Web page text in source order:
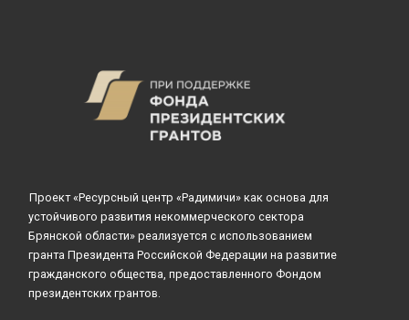
Проект «Ресурсный центр «Радимичи» как основа для
устойчивого развития некоммерческого сектора
Брянской области» реализуется с использованием
гранта Президента Российской Федерации на развитие
гражданского общества, предоставленного Фондом
президентских грантов.